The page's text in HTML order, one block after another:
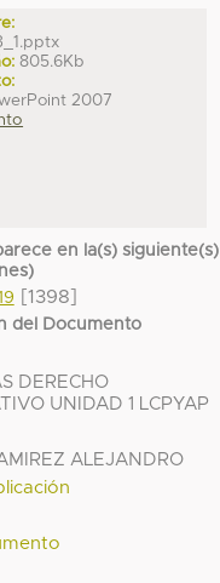
805.6Kb
2007
en la(s) siguiente(s)
[1398]
del Documento
DERECHO
UNIDAD 1 LCPYAP
ALEJANDRO